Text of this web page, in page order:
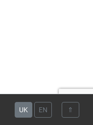
UK EN ⇑